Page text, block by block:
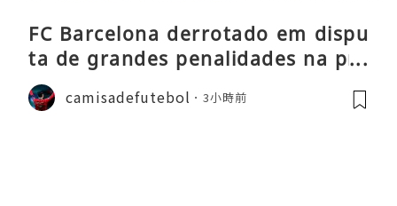
FC Barcelona derrotado em dispu
ta de grandes penalidades na pré
-época
camisadefutebol 3小時前